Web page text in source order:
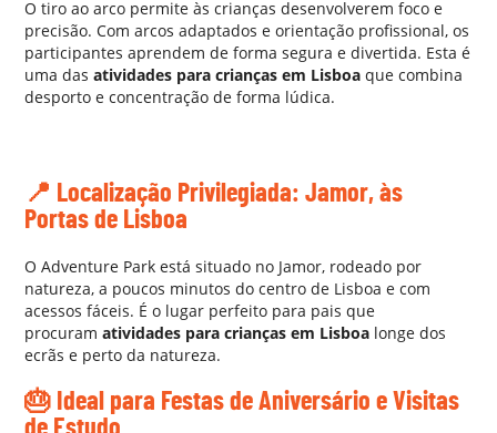
O tiro ao arco permite às crianças desenvolverem foco e
precisão. Com arcos adaptados e orientação profissional, os
participantes aprendem de forma segura e divertida. Esta é
uma dasatividades para crianças em Lisboa que combina
desporto e concentração de forma lúdica.
📍 Localização Privilegiada: Jamor, às
Portas de Lisboa
O Adventure Park está situado no Jamor, rodeado por
natureza, a poucos minutos do centro de Lisboa e com
acessos fáceis. É o lugar perfeito para pais que
procuramatividades para crianças em Lisboa longe dos
ecrãs e perto da natureza.
🎂 Ideal para Festas de Aniversário e Visitas